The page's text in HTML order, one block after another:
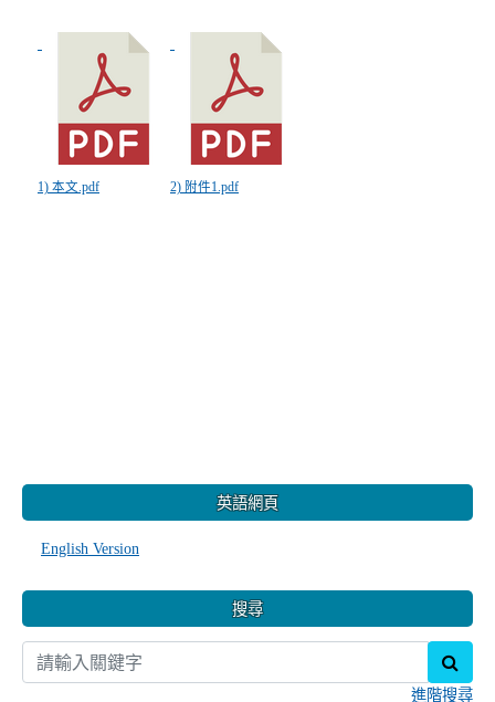
1) 本文.pdf 2) 附件1.pdf
英語網頁
English Version
搜尋
進階搜尋